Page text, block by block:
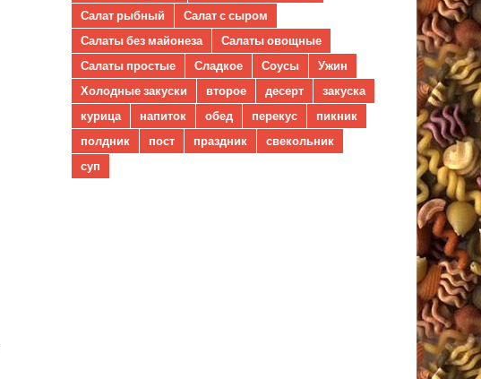
Салат рыбный
Салат с сыром
Салаты без майонеза
Салаты овощные
Салаты простые
Сладкое Соусы
Ужин
Холодные закуски
второе десерт
закуска
курица
напиток обед перекус
пикник
полдник
пост праздник
свекольник
суп